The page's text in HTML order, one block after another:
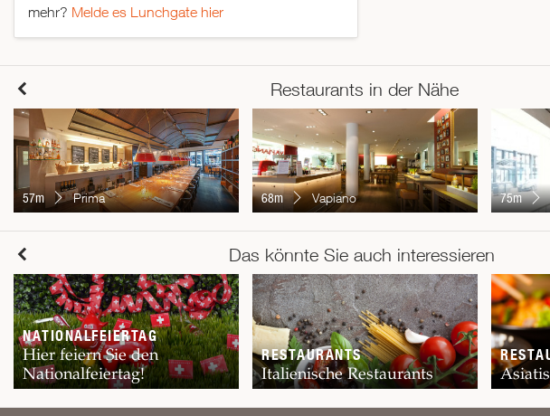
mehr? Melde es Lunchgate hier
Restaurants in der Nähe
57m Prima 68m Vapiano 75m
Das könnte Sie auch interessieren
NATIONALFEIERTAG
Hier feiern Sie den
Nationalfeiertag!
RESTAURANTS
Italienische Restaurants